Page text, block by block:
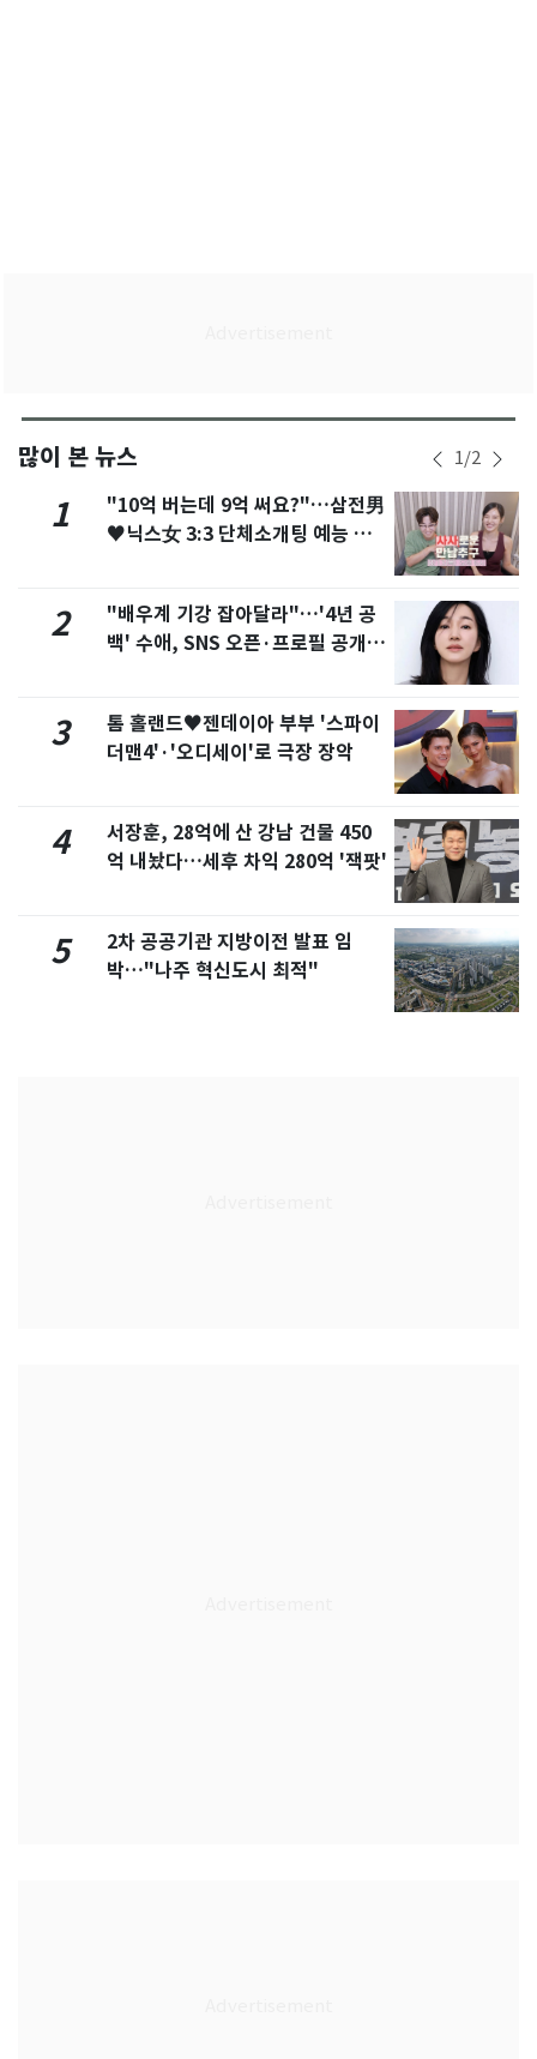
많이 본 뉴스 1/2
1
"10억 버는데 9억 써요?"…삼전男
♥닉스女 3:3 단체소개팅 예능 화
2
"배우계 기강 잡아달라"…'4년 공
백' 수애, SNS 오픈·프로필 공개
3
톰 홀랜드♥젠데이아 부부 '스파이
더맨4'·'오디세이'로 극장 장악
4
서장훈, 28억에 산 강남 건물 450
억 내놨다…세후 차익 280억 '잭팟'
5
2차 공공기관 지방이전 발표 임
박…"나주 혁신도시 최적"